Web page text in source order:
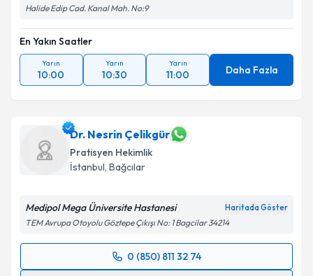
Halide Edip Cad. Kanal Mah. No:9
En Yakın Saatler
Yarın
10:00
Yarın
10:30
Yarın
11:00 Daha Fazla
Dr. Nesrin Çelikgür
Pratisyen Hekimlik
İstanbul, Bağcılar
Medipol Mega Üniversite Hastanesi Haritada Göster
TEM Avrupa Otoyolu Göztepe Çıkışı No: 1 Bagcilar 34214
0 (850) 811 32 74
Randevu Takvimi Talebi